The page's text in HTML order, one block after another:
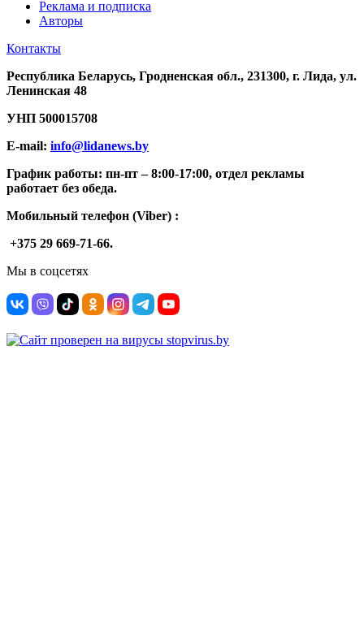
Реклама и подписка
Авторы
Контакты
Республика Беларусь, Гродненская обл., 231300, г. Лида, ул.
Ленинская 48
УНП 500015708
E-mail: info@lidanews.by
График работы: пн-пт –8:00-17:00, отдел рекламы
работает без обеда.
Мобильный телефон (Viber) :
+375 29 669-71-66.
Мы в соцсетях